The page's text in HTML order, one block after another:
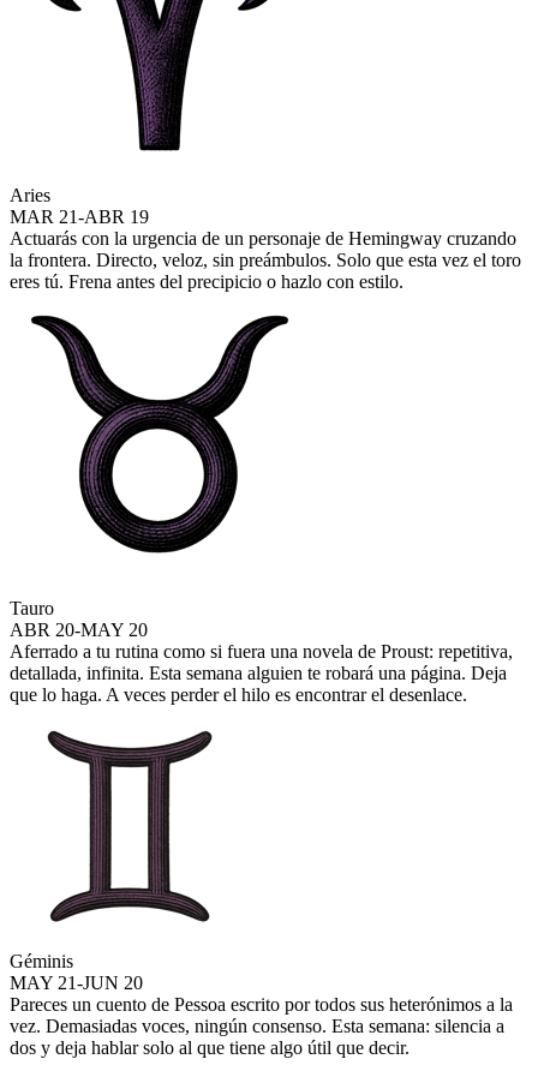
Aries
MAR 21-ABR 19
Actuarás con la urgencia de un personaje de Hemingway cruzando
la frontera. Directo, veloz, sin preámbulos. Solo que esta vez el toro
eres tú. Frena antes del precipicio o hazlo con estilo.
Tauro
ABR 20-MAY 20
Aferrado a tu rutina como si fuera una novela de Proust: repetitiva,
detallada, infinita. Esta semana alguien te robará una página. Deja
que lo haga. A veces perder el hilo es encontrar el desenlace.
Géminis
MAY 21-JUN 20
Pareces un cuento de Pessoa escrito por todos sus heterónimos a la
vez. Demasiadas voces, ningún consenso. Esta semana: silencia a
dos y deja hablar solo al que tiene algo útil que decir.